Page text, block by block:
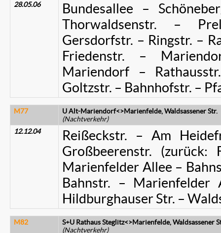
28.05.06
Bundesallee –
Thorwaldsenstr. –
Gersdorfstr. – Ringstr. –
Friedenstr. –
Mariendorf –
Goltzstr. – Bahnhofstr. –
M77
U Alt-Mariendorf<>Marienfelde, Waldsassener Str.
(Nachtverkehr)
12.12.04
Reißeckstr. – Am
Großbeerenstr. (zurück:
Marienfelder Allee –
Bahnstr. – Marienfelder
Hildburghauser Str. –
M82
S+U Rathaus Steglitz<>Marienfelde, Waldsassener
(Nachtverkehr)